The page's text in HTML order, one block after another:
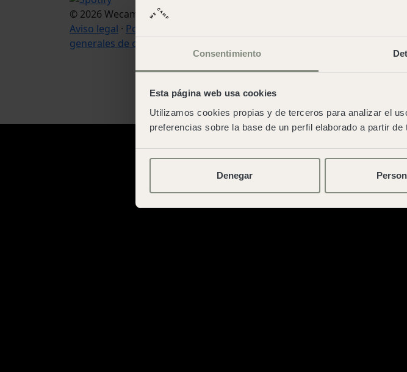
Consentimiento
Esta página web usa cookies
Utilizamos cookies propias y de terceros para analizar el
preferencias sobre la base de un perfil elaborado a partir
Denegar
© 2026 Wecamp –Condiciones de uso web
Aviso legal · Política de cookies
generales de contratación